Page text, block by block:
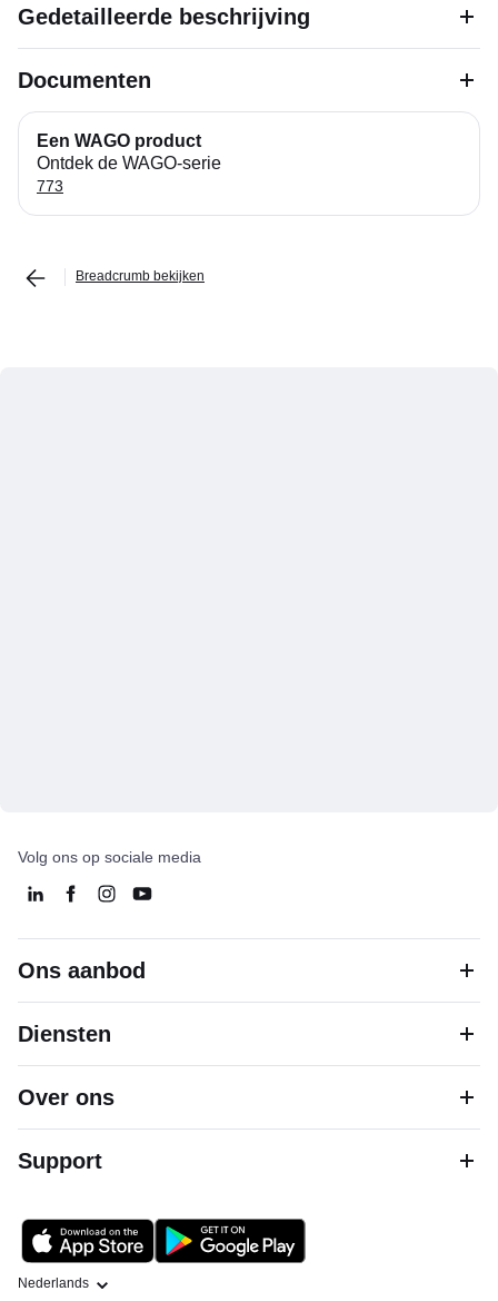
Gedetailleerde beschrijving
Documenten
Een WAGO product
Ontdek de WAGO-serie
773
Breadcrumb bekijken
Volg ons op sociale media
Ons aanbod
Diensten
Over ons
Support
Taal